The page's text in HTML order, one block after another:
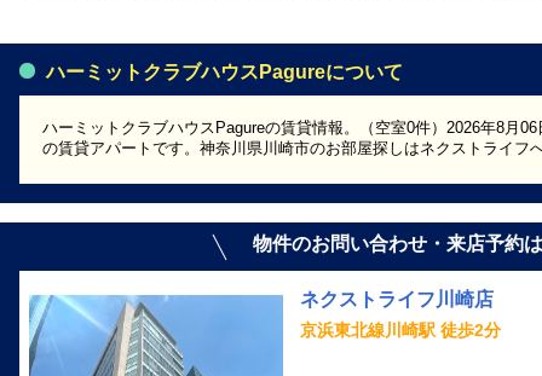
ハーミットクラブハウスPagureについて
ハーミットクラブハウスPagureの賃貸情報。（空室0件）2026年8月
の賃貸アパートです。神奈川県川崎市のお部屋探しはネクストライフ
物件のお問い合わせ・来店予約
ネクストライフ川崎店
京浜東北線川崎駅 徒歩2分